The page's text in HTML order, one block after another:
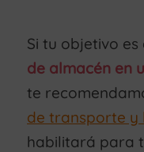
Si tu objetivo
de almacén en
te
de transporte y
habilitará para